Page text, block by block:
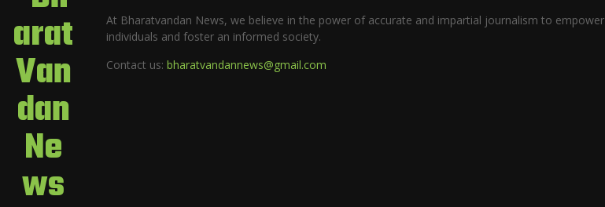
At Bharatvandan News, we believe in the power of accurate and impartial journalism to empower
individuals and foster an informed society.
Contact us: bharatvandannews@gmail.com